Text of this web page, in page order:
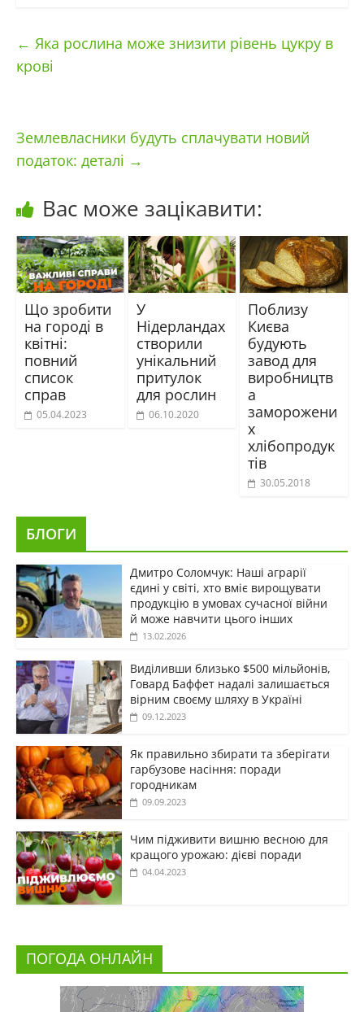
← Яка рослина може знизити рівень цукру в
крові
Землевласники будуть сплачувати новий
податок: деталі →
Вас може зацікавити:
Що зробити
на городі в
квітні:
повний
список
справ
05.04.2023
У
Нідерландах
створили
унікальний
притулок
для рослин
06.10.2020
Поблизу
Києва
будують
завод для
виробництв
а
заморожени
х
хлібопродук
тів
30.05.2018
БЛОГИ
Дмитро Соломчук: Наші аграрії
єдині у світі, хто вміє вирощувати
продукцію в умовах сучасної війни
й може навчити цього інших
13.02.2026
Виділивши близько $500 мільйонів,
Говард Баффет надалі залишається
вірним своєму шляху в Україні
09.12.2023
Як правильно збирати та зберігати
гарбузове насіння: поради
городникам
09.09.2023
Чим підживити вишню весною для
кращого урожаю: дієві поради
04.04.2023
ПОГОДА ОНЛАЙН